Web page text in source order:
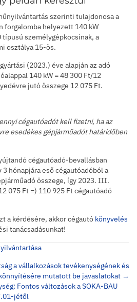
szerinti tulajdonosa a
forgalomba helyezett 140 kW
személygépkocsinak, a
osztálya 15-ös.
(2023.) éve alapján az adó
140 kW = 48 300 Ft/12
jutó összege 12 075 Ft.
cégautóadót kell fizetni, ha az
esedékes gépjárműadót határidőben
cégautóadó-bevallásban
hónapjára eső cégautóadóból a
összege, így 2023. III.
075 Ft =) 110 925 Ft cégautóadó
a kérdésére, akkor cégautó könyvelés
tanácsadásunkat!
a vállalkozások tevékenységének és
mutatott be javaslatokat →
Fontos változások a SOKA-BAU
jétől